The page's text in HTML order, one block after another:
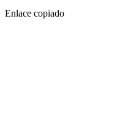
Enlace copiado